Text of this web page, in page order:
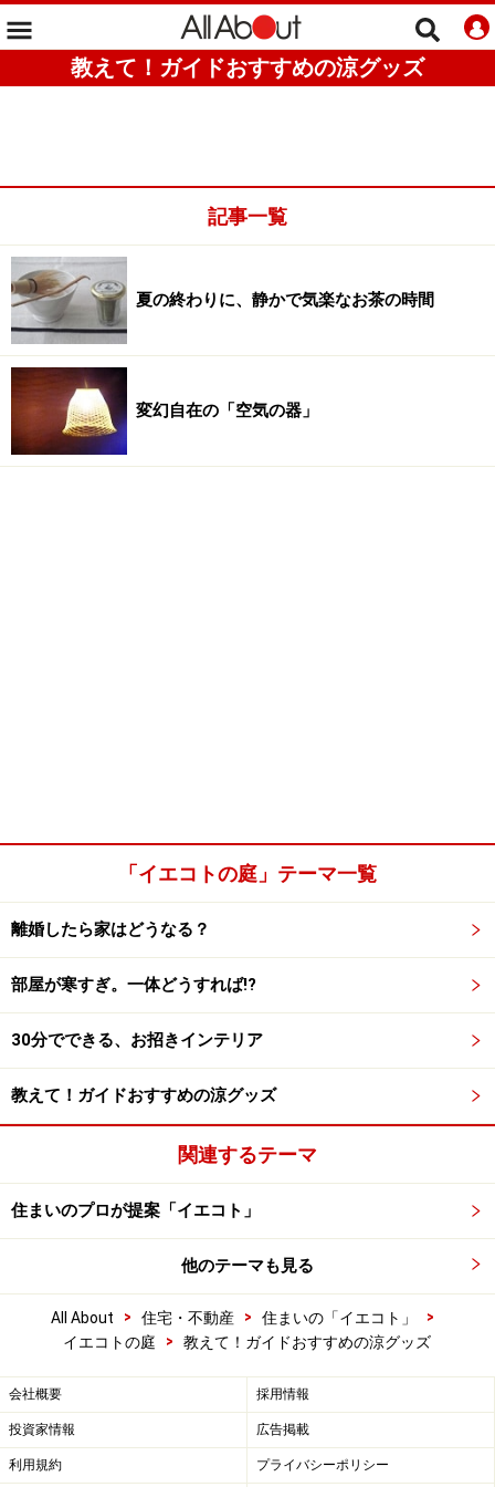
教えて！ガイドおすすめの涼グッズ
記事一覧
夏の終わりに、静かで気楽なお茶の時間
変幻自在の「空気の器」
「イエコトの庭」テーマ一覧
離婚したら家はどうなる？
部屋が寒すぎ。一体どうすれば!?
30分でできる、お招きインテリア
教えて！ガイドおすすめの涼グッズ
関連するテーマ
住まいのプロが提案「イエコト」
他のテーマも見る
All About > 住宅・不動産 > 住まいの「イエコト」
>
イエコトの庭
> 教えて！ガイドおすすめの涼グッズ
会社概要 採用情報
投資家情報 広告掲載
利用規約 プライバシーポリシー